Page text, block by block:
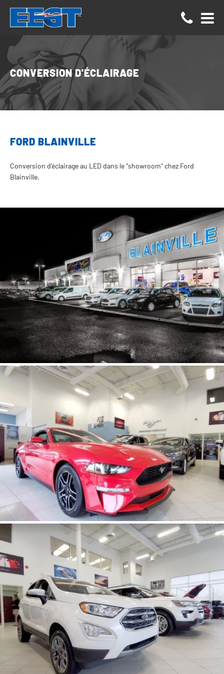
Panneau de gestion des cookies
CONVERSION D'ÉCLAIRAGE
FORD BLAINVILLE
Conversion d'éclairage au LED dans le ''showroom'' chez Ford
Blainville.